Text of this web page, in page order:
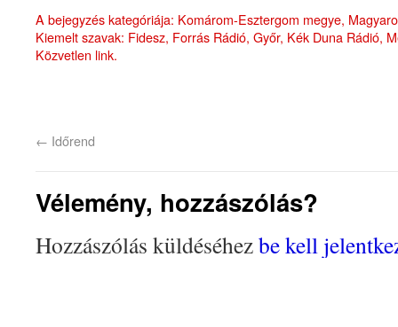
A bejegyzés kategóriája: Komárom-Esztergom megye,
Kiemelt szavak: Fidesz, Forrás Rádió, Győr, Kék Duna Rádió,
Közvetlen link.
← Időrend
Vélemény, hozzászólás?
Hozzászólás küldéséhezbe kell